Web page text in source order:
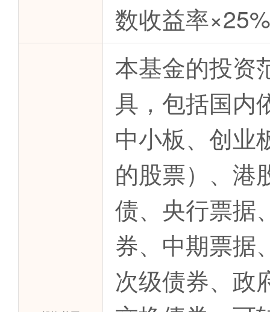
数收益率
本基金的投资
具，包括国内
中小板、创业
的股票）、港
债、央行票据
券、中期票据
次级债券、政